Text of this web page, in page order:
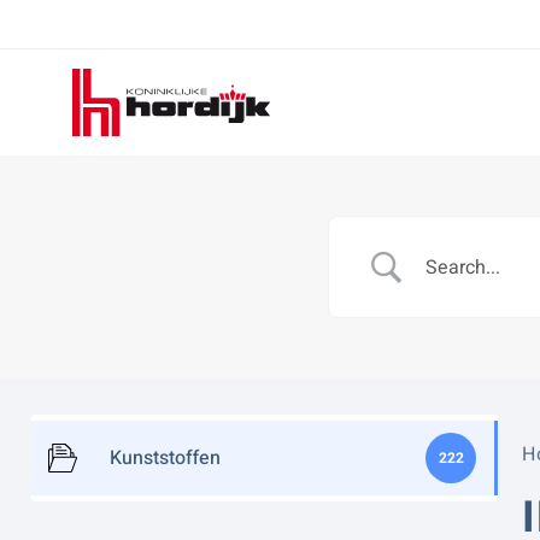
Koninklijke
Hordijk
Kunststoffen 222